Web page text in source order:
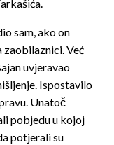
sam, ako on
zaobilaznici. Već
uvjeravao
Ispostavilo
Unatoč
pobjedu u kojoj
potjerali su